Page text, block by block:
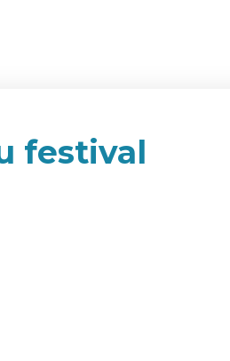
festival